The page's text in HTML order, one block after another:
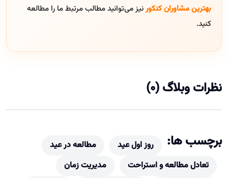
بهترین مشاوران کنکورنیز می‌توانید مطالب مرتبط ما را مطالعه
کنید.
نظرات وبلاگ (0)
برچسب ها: روز اول عید
مطالعه در عید
تعادل مطالعه و استراحت
مدیریت زمان